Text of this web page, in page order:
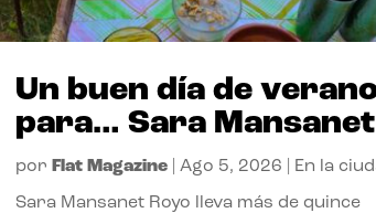
Un buen día de
para… Sara Mansanet
por Flat Magazine| Ago 5, 2026 En la
Sara Mansanet Royo lleva más de quince